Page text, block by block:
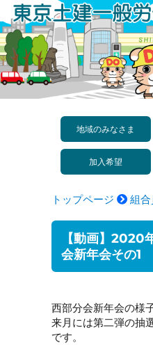
ン
テ
ン
ツ
地域のみなさま
加入希望
トップページ 組合
【動画】2020
会新年会その1
西部分会新年会の様
来月には第二弾の抽
です。